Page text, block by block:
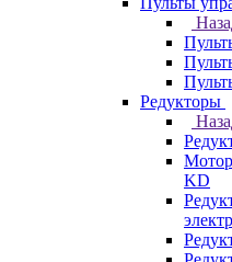
Редукторы
KD